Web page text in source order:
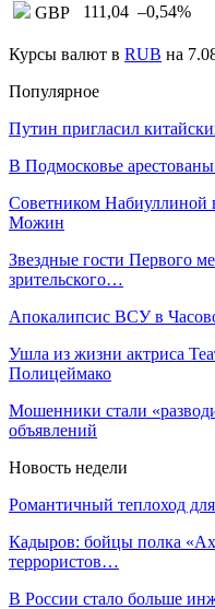
GBP
111,04 –0,54%
Курсы валют в RUB на
Популярное
Путин пригласил
В Подмосковье
Советником Набиуллиной
Можин
Звездные гости Первого
зрительского…
Апокалипсис ВСУ в
Ушла из жизни актриса
Полицеймако
Мошенники стали
объявлений
Новость недели
Романтичный теплоход
Кадыров: бойцы полка
террористов…
В России стало больше